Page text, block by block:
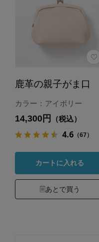
鹿革の親子がま口
カラー：アイボリー
14,300円 （税込）
4.6（67）
カートに入れる
あとで買う